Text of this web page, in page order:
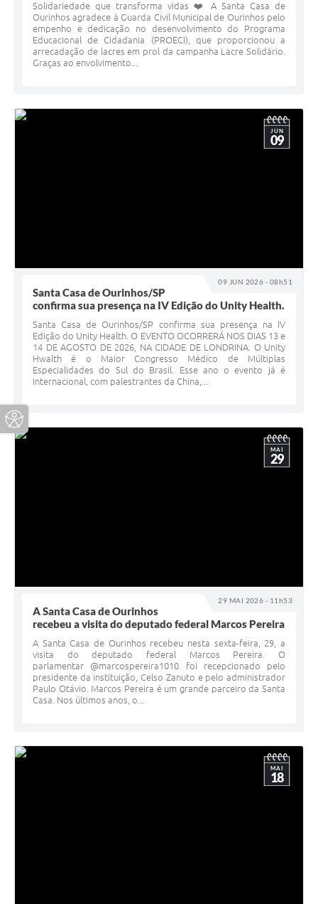
Solidariedade que transforma vidas ❤️ A Santa Casa de
Ourinhos agradece à Guarda Civil Municipal de Ourinhos pelo
empenho e dedicação no desenvolvimento do Programa
Educacional de Cidadania (PROECI), que proporcionou a
arrecadação de lacres em prol da campanha Lacre Solidário.
Graças ao envolvimento...
09 JUN 2026 - 08h51
JUN
09
Santa Casa de Ourinhos/SP
confirma sua presença na IV Edição do Unity Health.
Santa Casa de Ourinhos/SP confirma sua presença na IV
Edição do Unity Health. O EVENTO OCORRERÁ NOS DIAS 13 e
14 DE AGOSTO DE 2026, NA CIDADE DE LONDRINA. O Unity
Hwalth é o Maior Congresso Médico de Múltiplas
Especialidades do Sul do Brasil. Esse ano o evento já é
Internacional, com palestrantes da China,...
29 MAI 2026 - 11h53
MAI
29
A Santa Casa de Ourinhos
recebeu a visita do deputado federal Marcos Pereira
A Santa Casa de Ourinhos recebeu nesta sexta-feira, 29, a
visita do deputado federal Marcos Pereira. O
parlamentar @marcospereira1010 foi recepcionado pelo
presidente da instituição, Celso Zanuto e pelo administrador
Paulo Otávio. Marcos Pereira é um grande parceiro da Santa
Casa. Nos últimos anos, o...
MAI
18